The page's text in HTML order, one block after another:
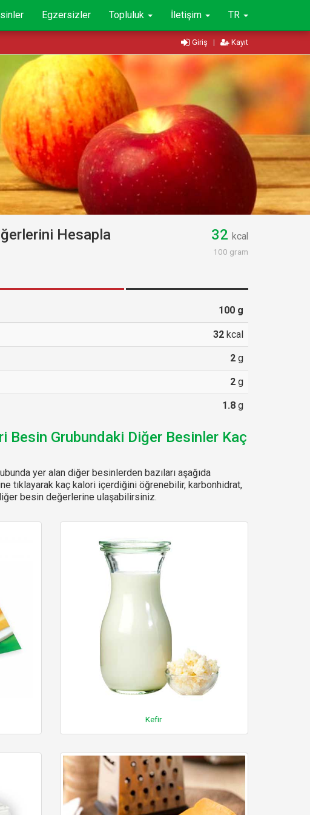
Egzersizler Topluluk İletişim TR
Giriş | Kayıt
Hesapla 32 kcal
100 gram
100g
32kcal
2g
2g
1.8g
Besin Grubundaki Diğer Besinler Kaç
yer alan diğer besinlerden bazıları aşağıda
tıklayarak kaç kalori içerdiğini öğrenebilir, karbonhidrat,
besin değerlerine ulaşabilirsiniz.
Kefir